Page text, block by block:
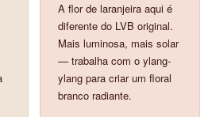
A flor de laranjeira aqui é
diferente do LVB original.
Mais luminosa, mais solar
— trabalha com o ylang-
ylang para criar um floral
branco radiante.